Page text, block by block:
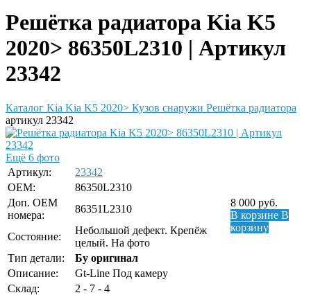
Решётка радиатора Kia K5
2020> 86350L2310 | Артикул
23342
Каталог Kia Kia K5 2020> Кузов снаружи Решётка радиатора
артикул 23342
Ещё 6 фото
Артикул:
23342
8 000 руб.
В корзине В
корзину
OEM:
86350L2310
Доп. ОЕМ
номера:
86351L2310
Состояние:
Небольшой дефект. Крепёж
целый. На фото
Тип детали:
Бу оригинал
Описание:
Gt-Line Под камеру
Склад:
2 - 7 - 4